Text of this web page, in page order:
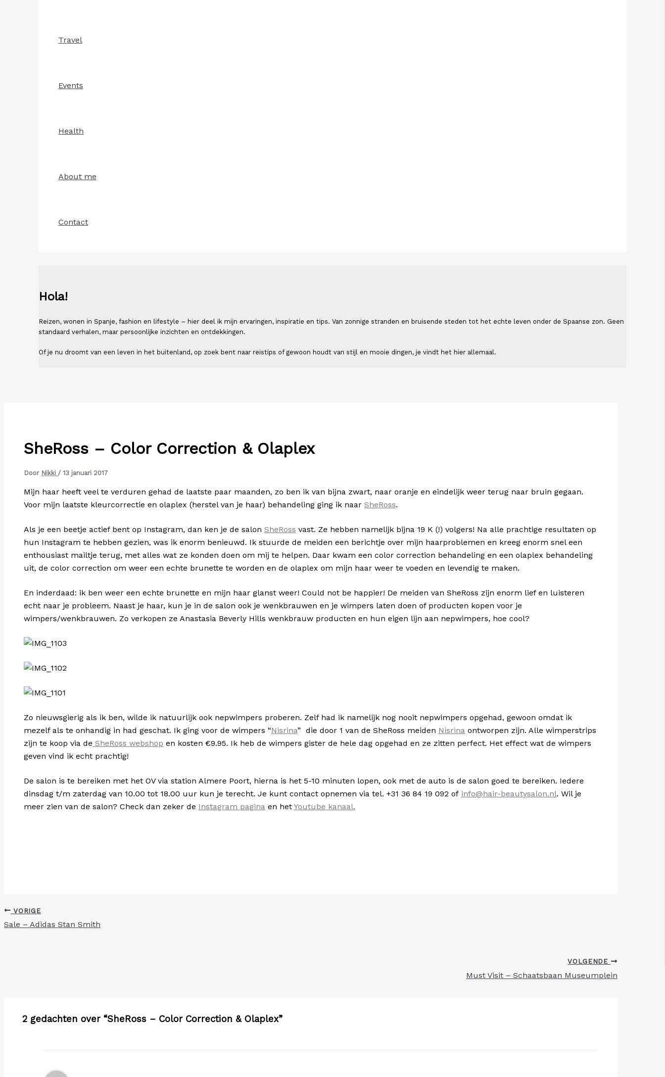
Travel
Events
Health
About me
Contact
Hola!
Reizen, wonen in Spanje, fashion en lifestyle – hier deel ik mijn ervaringen, inspiratie en tips. Van zonnige stranden en bruisende steden tot het echte leven onder de Spaanse zon. Geen
standaard verhalen, maar persoonlijke inzichten en ontdekkingen.
Of je nu droomt van een leven in het buitenland, op zoek bent naar reistips of gewoon houdt van stijl en mooie dingen, je vindt het hier allemaal.
SheRoss – Color Correction & Olaplex
Door Nikki / 13 januari 2017
Mijn haar heeft veel te verduren gehad de laatste paar maanden, zo ben ik van bijna zwart, naar oranje en eindelijk weer terug naar bruin gegaan.
Voor mijn laatste kleurcorrectie en olaplex (herstel van je haar) behandeling ging ik naar SheRoss.
Als je een beetje actief bent op Instagram, dan ken je de salon SheRoss vast. Ze hebben namelijk bijna 19 K (!) volgers! Na alle prachtige resultaten op
hun Instagram te hebben gezien, was ik enorm benieuwd. Ik stuurde de meiden een berichtje over mijn haarproblemen en kreeg enorm snel een
enthousiast mailtje terug, met alles wat ze konden doen om mij te helpen. Daar kwam een color correction behandeling en een olaplex behandeling
uit, de color correction om weer een echte brunette te worden en de olaplex om mijn haar weer te voeden en levendig te maken.
En inderdaad: ik ben weer een echte brunette en mijn haar glanst weer! Could not be happier! De meiden van SheRoss zijn enorm lief en luisteren
echt naar je probleem. Naast je haar, kun je in de salon ook je wenkbrauwen en je wimpers laten doen of producten kopen voor je
wimpers/wenkbrauwen. Zo verkopen ze Anastasia Beverly Hills wenkbrauw producten en hun eigen lijn aan nepwimpers, hoe cool?
Zo nieuwsgierig als ik ben, wilde ik natuurlijk ook nepwimpers proberen. Zelf had ik namelijk nog nooit nepwimpers opgehad, gewoon omdat ik
mezelf als te onhandig in had geschat. Ik ging voor de wimpers “Nisrina” die door 1 van de SheRoss meiden Nisrina ontworpen zijn. Alle wimperstrips
zijn te koop via de SheRoss webshop en kosten €9.95. Ik heb de wimpers gister de hele dag opgehad en ze zitten perfect. Het effect wat de wimpers
geven vind ik echt prachtig!
De salon is te bereiken met het OV via station Almere Poort, hierna is het 5-10 minuten lopen, ook met de auto is de salon goed te bereiken. Iedere
dinsdag t/m zaterdag van 10.00 tot 18.00 uur kun je terecht. Je kunt contact opnemen via tel. +31 36 84 19 092 of info@hair-beautysalon.nl. Wil je
meer zien van de salon? Check dan zeker de Instagram pagina en het Youtube kanaal.
VORIGE
Sale – Adidas Stan Smith
VOLGENDE
Must Visit – Schaatsbaan Museumplein
2 gedachten over “SheRoss – Color Correction & Olaplex”